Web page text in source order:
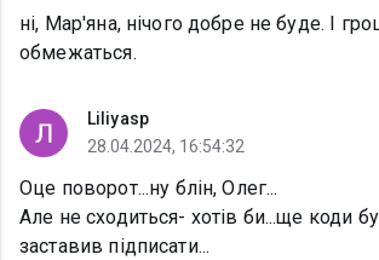
ні, Мар'яна, нічого добре не буде. І
обмежаться.
Liliyasp
28.04.2024, 16:54:32
Оце поворот...ну блін, Олег...
Але не сходиться- хотів би...ще коди
заставив підписати...